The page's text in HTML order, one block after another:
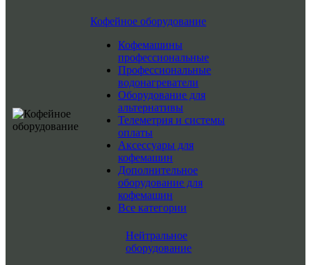
Кофейное оборудование
Кофемашины
профессиональные
Профессиональные
водонагреватели
Оборудование для
альтернативы
Телеметрия и системы
оплаты
Аксессуары для
кофемашин
Дополнительное
оборудование для
кофемашин
Все категории
Нейтральное
оборудование